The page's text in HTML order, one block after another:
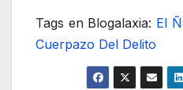
Tags en Blogalaxia: El
Cuerpazo Del Delito